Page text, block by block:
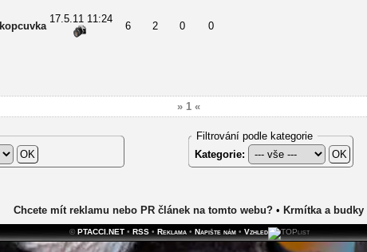
kopcuvka
17.5.11 11:24
6 2 0 0
» 1 «
Filtrování podle kategorie
Kategorie:
Chcete mít reklamu nebo PR článek na tomto webu?• Krmítka a budky
©PTACCI.NET • RSS • Reklama • Napište nám • Vzhled